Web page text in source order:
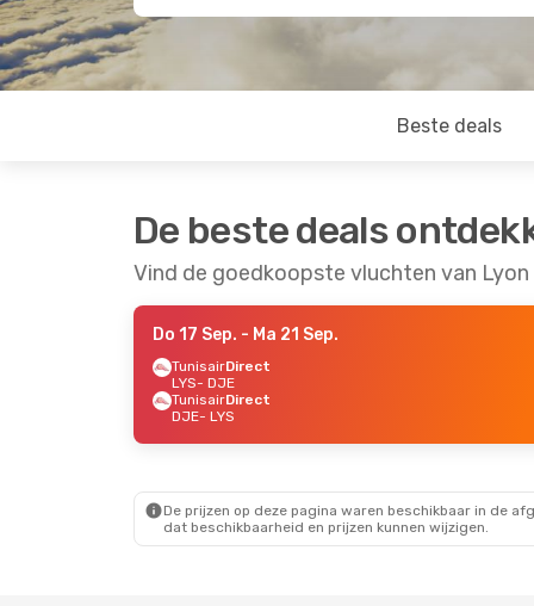
Beste deals
De beste deals
Vind de goedkoopste vluchten van Lyon
Do 17 Sep. - Ma 21 Sep.
TunisairDirect
LYS- DJE
TunisairDirect
DJE- LYS
De prijzen op deze pagina waren beschikbaar in de
dat beschikbaarheid en prijzen kunnen wijzigen.